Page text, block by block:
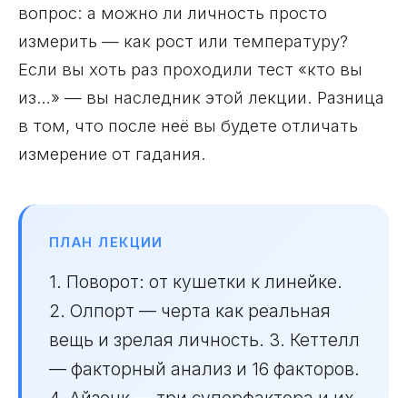
вопрос: а можно ли личность просто
измерить — как рост или температуру?
Если вы хоть раз проходили тест «кто вы
из…» — вы наследник этой лекции. Разница
в том, что после неё вы будете отличать
измерение от гадания.
ПЛАН ЛЕКЦИИ
1. Поворот: от кушетки к линейке.
2. Олпорт — черта как реальная
вещь и зрелая личность. 3. Кеттелл
— факторный анализ и 16 факторов.